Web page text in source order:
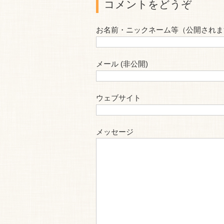
コメントをどうぞ
お名前・ニックネーム等（公開され
メール (非公開)
ウェブサイト
メッセージ